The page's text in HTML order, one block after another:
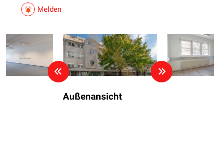
Melden
Außenansicht